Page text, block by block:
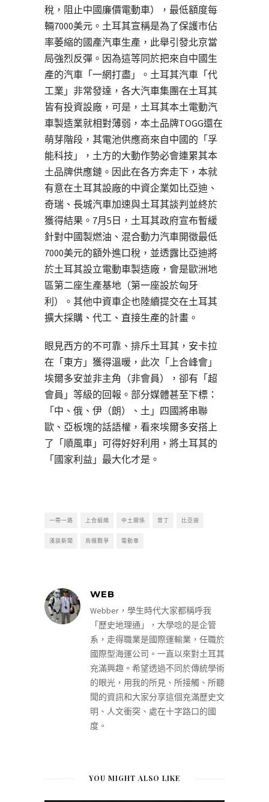
稅，阻止中國廉價電動車），最低額度每
輛7000美元。土耳其宣稱是為了保護市佔
率萎縮的國產汽車生產，此舉引發北京當
局強烈反彈。因為這等同於把來自中國生
產的汽車「一網打盡」。土耳其汽車「代
工業」非常發達，各大汽車集團在土耳其
皆有投資設廠，可是，土耳其本土電動汽
車製造業就相對薄弱，本土品牌TOGG還在
萌芽階段，其電池供應商來自中國的「孚
能科技」，土方的大動作勢必會連累其本
土品牌供應鏈。因此在各方奔走下，本就
有意在土耳其設廠的中資企業如比亞迪、
奇瑞、長城汽車加速與土耳其談判並終於
獲得結果。7月5日，土耳其政府宣布暫緩
針對中國製燃油、混合動力汽車開徵最低
7000美元的額外進口稅，並透露比亞迪將
於土耳其設立電動車製造廠，會是歐洲地
區第二座生產基地（第一座設於匈牙
利）。其他中資車企也陸續提交在土耳其
擴大採購、代工、直接生產的計畫。
眼見西方的不可靠、排斥土耳其，安卡拉
在「東方」獲得溫暖，此次「上合峰會」
埃爾多安並非主角（非會員），卻有「超
會員」等級的回報。部分媒體甚至下標：
「中、俄、伊（朗）、土」四國將串聯
歐、亞板塊的話語權，看來埃爾多安搭上
了「順風車」可得好好利用，將土耳其的
「國家利益」最大化才是。
一帶一路 上合組織 中土關係 普丁 比亞迪
淺談新聞 烏俄戰爭 電動車
WEB
Webber，學生時代大家都稱呼我
「歷史地理通」，大學唸的是企管
系，走得職業是國際運輸業，任職於
國際型海運公司。一直以來對土耳其
充滿興趣。希望透過不同於傳統學術
的眼光，用我的所見、所接觸、所聽
聞的資訊和大家分享這個充滿歷史文
明、人文衝突、處在十字路口的國
度。
YOU MIGHT ALSO LIKE